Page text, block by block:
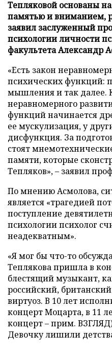
Тепляковой основаны
памятью и вниманием,
заявил заслуженный
психологии личности
факультета Александр
«Есть закон
психических функций:
мышления и так далее.
неравномерного
функций начинается
ее мускулизация, у
дисфункция. За
стоят
памяти, которые
Тепляков», – заявил
По мнению Асмолова,
является «трагедией
поступление
психологии психолог
неадекватным».
«Я мог бы что-то
Теплякова пришла в
блестящий музыкант,
российский,
виртуоз. В 10 лет
концерт Моцарта, в 11
концерт – прим.
Девочку лишили